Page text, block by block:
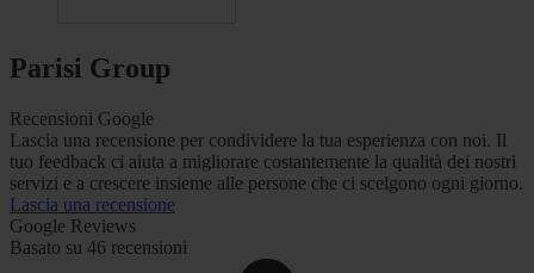
Parisi Group
Recensioni Google
Lascia una recensione per condividere la tua esperienza con noi. Il
tuo feedback ci aiuta a migliorare costantemente la qualità dei nostri
servizi e a crescere insieme alle persone che ci scelgono ogni giorno.
Lascia una recensione
Google Reviews
Basato su 46 recensioni